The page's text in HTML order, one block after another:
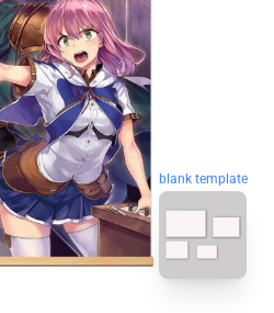
blank template